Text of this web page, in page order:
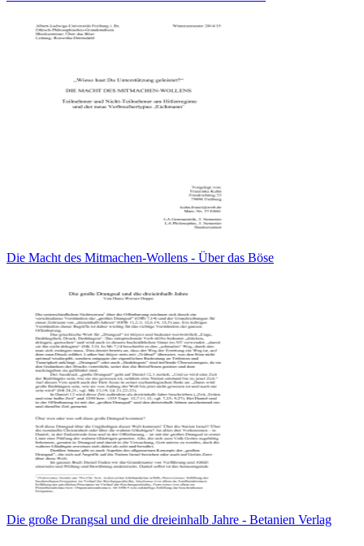
Die Macht des Mitmachen-Wollens - Über das Böse
Die große Drangsal und die dreieinhalb Jahre - Betanien Verlag